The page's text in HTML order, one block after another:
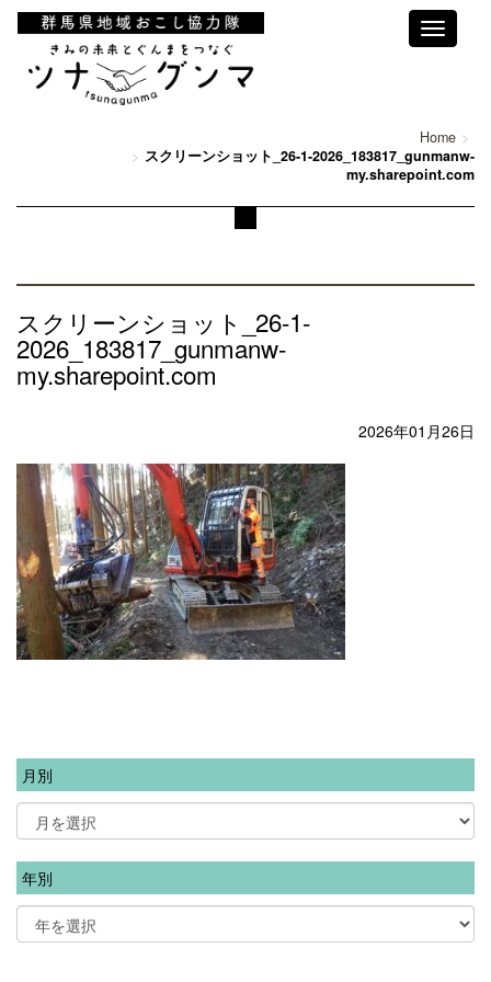
Toggle
Home
スクリーンショット_26-1-2026_183817_gunmanw-
my.sharepoint.com
スクリーンショット_26-1-
2026_183817_gunmanw-
my.sharepoint.com
2026年01月26日
月別
年別